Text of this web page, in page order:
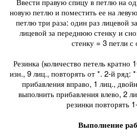
новую петлю и поместить ее на
петлю три раза: один раз лицевой
лицевой за переднюю стенку и
стенку = 3 петли с
Резинка (количество петель кратно
изн., 9 лиц., повторять от *. 2-й ряд:
прибавления вправо, 1 лиц.,
выполнить прибавления влево, 2
резинки повторять
Выполнение